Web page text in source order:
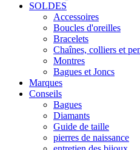
SOLDES
Accessoires
Boucles d'oreilles
Bracelets
Chaînes, colliers et
Montres
Bagues et Joncs
Marques
Conseils
Bagues
Diamants
Guide de taille
pierres de naissance